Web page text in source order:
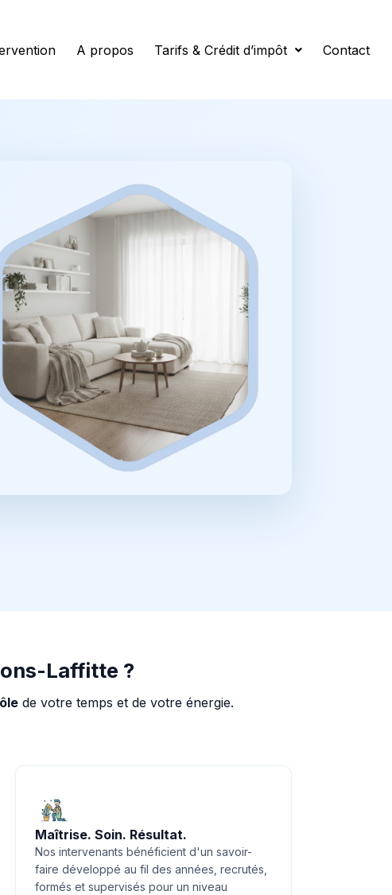
A propos Tarifs & Crédit d’impôt Contact
Laffitte ?
de votre temps et de votre énergie.
Maîtrise. Soin. Résultat.
Nos intervenants bénéficient d'un savoir-
faire développé au fil des années, recrutés,
formés et supervisés pour un niveau